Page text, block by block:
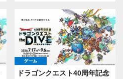
ゲーム
ドラゴンクエスト40周年記念